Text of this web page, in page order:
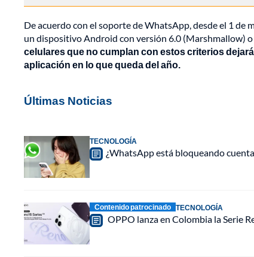
De acuerdo con el soporte de WhatsApp, desde el 1
un dispositivo Android con versión 6.0 (Marshmallow)
celulares que no cumplan con estos criterios
aplicación en lo que queda del año.
Últimas Noticias
TECNOLOGÍA
¿WhatsApp está bloqueando
Contenido patrocinado TECNOLOGÍA
OPPO lanza en Colombia la Serie